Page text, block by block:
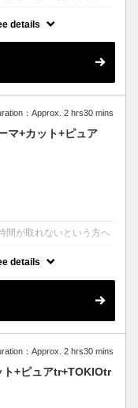
カラー追加をお願い致し
養を入れる3段階集中ト
とまりのある髪へ導きま
details
：Approx. 2 hrs30 mins
マ+カット+ピュア
間が取れないという方へ
カラー追加をお願い致し
ないお客様・お時間があ
スメのメニューです２種
details
：Approx. 2 hrs30 mins
ト+ピュアtr+TOKIOtr